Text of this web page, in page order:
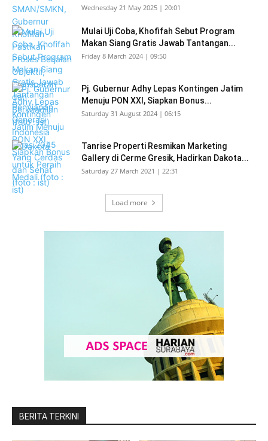
Wednesday 21 May 2025 | 20:01
Mulai Uji Coba, Khofifah Sebut Program
Makan Siang Gratis Jawab Tantangan...
Friday 8 March 2024 | 09:50
Pj. Gubernur Adhy Lepas Kontingen Jatim
Menuju PON XXI, Siapkan Bonus...
Saturday 31 August 2024 | 06:15
Tanrise Properti Resmikan Marketing
Gallery di Cerme Gresik, Hadirkan Dakota...
Saturday 27 March 2021 | 22:31
Load more
BERITA TERKINI